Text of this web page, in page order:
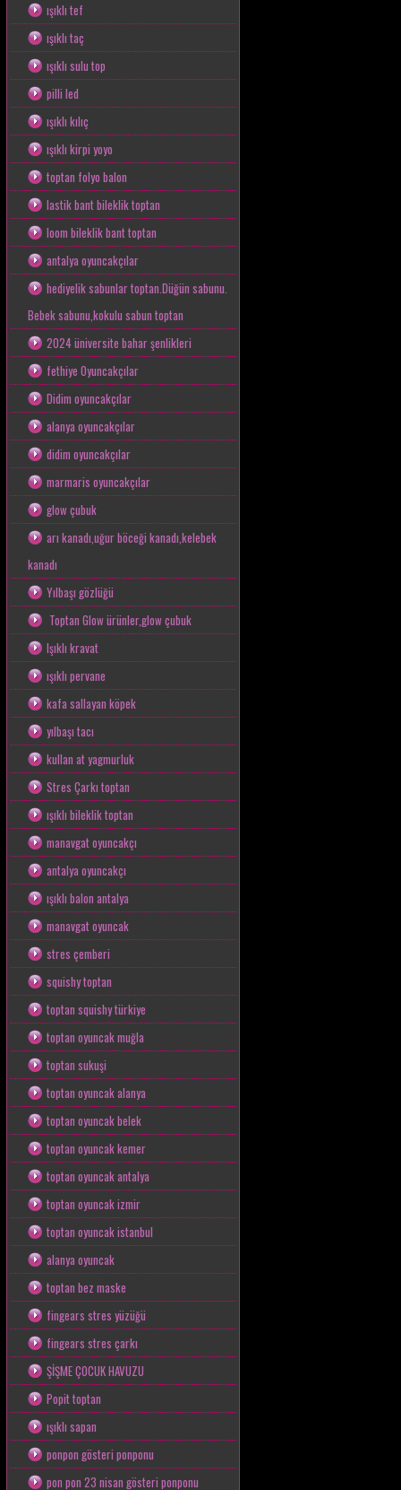
ışıklı tef
ışıklı taç
ışıklı sulu top
pilli led
ışıklı kılıç
ışıklı kirpi yoyo
toptan folyo balon
lastik bant bileklik toptan
loom bileklik bant toptan
antalya oyuncakçılar
hediyelik sabunlar toptan.Düğün sabunu.
Bebek sabunu,kokulu sabun toptan
2024 üniversite bahar şenlikleri
fethiye Oyuncakçılar
Didim oyuncakçılar
alanya oyuncakçılar
didim oyuncakçılar
marmaris oyuncakçılar
glow çubuk
arı kanadı,uğur böceği kanadı,kelebek
kanadı
Yılbaşı gözlüğü
Toptan Glow ürünler,glow çubuk
Işıklı kravat
ışıklı pervane
kafa sallayan köpek
yılbaşı tacı
kullan at yagmurluk
Stres Çarkı toptan
ışıklı bileklik toptan
manavgat oyuncakçı
antalya oyuncakçı
ışıklı balon antalya
manavgat oyuncak
stres çemberi
squishy toptan
toptan squishy türkiye
toptan oyuncak muğla
toptan sukuşi
toptan oyuncak alanya
toptan oyuncak belek
toptan oyuncak kemer
toptan oyuncak antalya
toptan oyuncak izmir
toptan oyuncak istanbul
alanya oyuncak
toptan bez maske
fingears stres yüzüğü
fingears stres çarkı
ŞİŞME ÇOCUK HAVUZU
Popit toptan
ışıklı sapan
ponpon gösteri ponponu
pon pon 23 nisan gösteri ponponu